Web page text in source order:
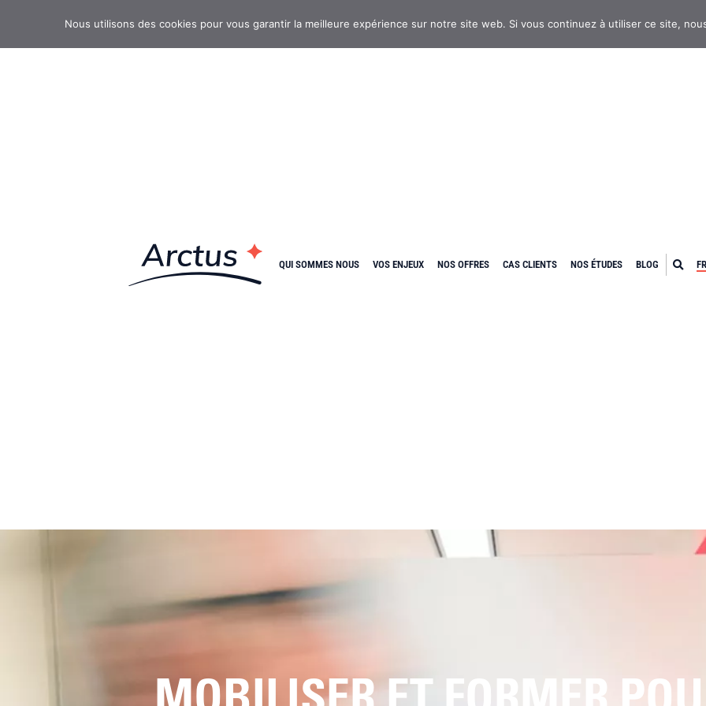
QUI SOMMES NOUS VOS ENJEUX NOS OFFRES CAS CLIENTS NOS ÉTUDES BLOG
Nous utilisons des cookies pour vous garantir la meilleure expérience sur notre site web. Si vous continuez à utiliser ce site,